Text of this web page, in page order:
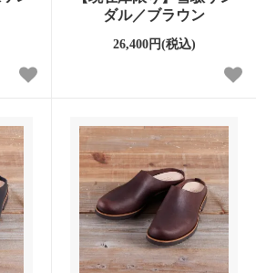
ダル／ブラウン
26,400円(税込)